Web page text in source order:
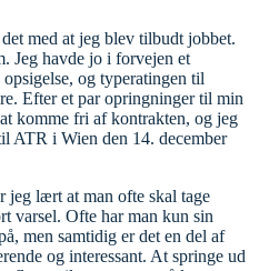
med at jeg blev tilbudt jobbet.
Jeg havde jo i forvejen et
og typeratingen til
Efter et par opringninger til min
komme fri af kontrakten, og jeg
ATR i Wien den 14. december
jeg lært at man ofte skal tage
varsel. Ofte har man kun sin
men samtidig er det en del af
og interessant. At springe ud